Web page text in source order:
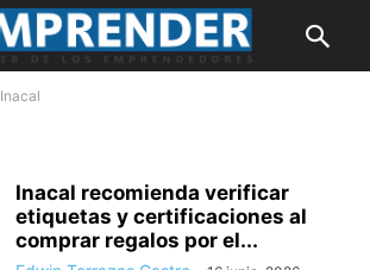
Inacal
Inacal recomienda verificar
etiquetas y certificaciones al
comprar regalos por el...